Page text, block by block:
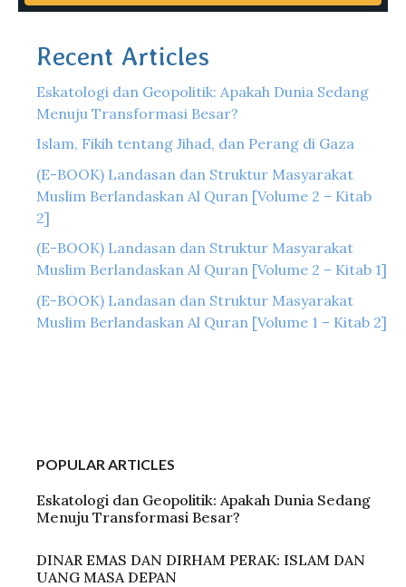
Recent Articles
Eskatologi dan Geopolitik: Apakah Dunia Sedang
Menuju Transformasi Besar?
Islam, Fikih tentang Jihad, dan Perang di Gaza
(E-BOOK) Landasan dan Struktur Masyarakat
Muslim Berlandaskan Al Quran [Volume 2 – Kitab
2]
(E-BOOK) Landasan dan Struktur Masyarakat
Muslim Berlandaskan Al Quran [Volume 2 – Kitab 1]
(E-BOOK) Landasan dan Struktur Masyarakat
Muslim Berlandaskan Al Quran [Volume 1 – Kitab 2]
POPULAR ARTICLES
Eskatologi dan Geopolitik: Apakah Dunia Sedang
Menuju Transformasi Besar?
DINAR EMAS DAN DIRHAM PERAK: ISLAM DAN
UANG MASA DEPAN